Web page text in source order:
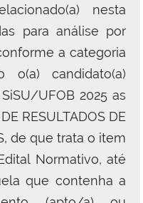
nesta
para análise por
a categoria
o(a) candidato(a)
UFOB 2025 as
RESULTADOS DE
de que trata o item
Normativo, até
que contenha a